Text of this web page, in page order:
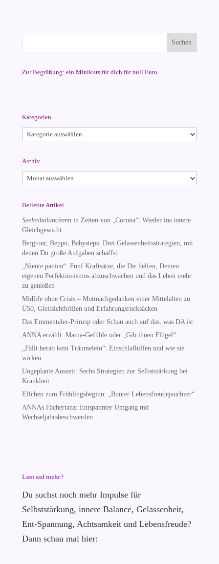
Zur Begrüßung: ein Minikurs für dich für null Euro
Kategorien
Kategorien
Archiv
Archiv
Beliebte Artikel
Seelenbalancierenin Zeiten von „Corona“: Wieder ins innere
Gleichgewicht
Bergtour, Beppo, Babysteps: Drei Gelassenheitsstrategien, mit
denen Du große Aufgaben schaffst
„Niente panico“: Fünf Kraftsätze, die Dir helfen, Deinen
eigenen Perfektionismus abzuschwächen und das Leben mehr
zu genießen
Midlife ohne Crisis – Mutmachgedanken einer Mittelalten zu
Ü50, Gleitsichtbrillen und Erfahrungsrucksäcken
Das Emmentaler-Prinzip oder Schau auch auf das, was DA ist
ANNA erzählt: Mama-Gefühle oder „Gib ihnen Flügel“
„Fällt herab kein Träumelein“: Einschlafhilfen und wie sie
wirken
Ungeplante Auszeit: Sechs Strategien zur Selbststärkung bei
Krankheit
Elfchen zum Frühlingsbeginn: „Bunter Lebensfreudejauchzer“
ANNAs Fächertanz: Entspannter Umgang mit
Wechseljahrsbeschwerden
Lust auf mehr?
Du suchst noch mehr Impulse für
Selbststärkung, innere Balance, Gelassenheit,
Ent-Spannung, Achtsamkeit und Lebensfreude?
Dann schau mal hier: